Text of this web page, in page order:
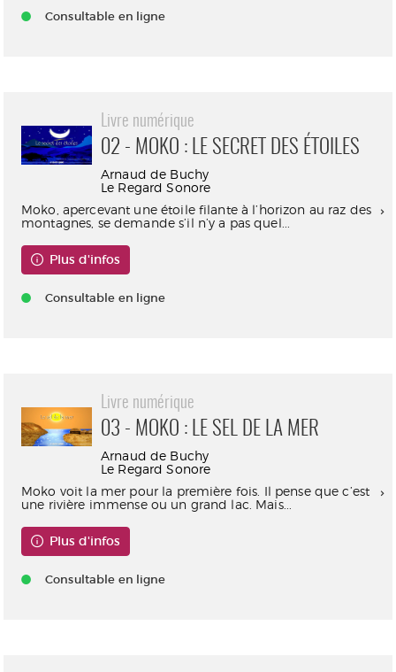
Consultable en ligne
Livre numérique
02 - MOKO : LE SECRET DES ÉTOILES
Arnaud de Buchy
Le Regard Sonore
Moko, apercevant une étoile filante à l’horizon au raz des
montagnes, se demande s’il n’y a pas quel...
Plus d'infos
Consultable en ligne
Livre numérique
03 - MOKO : LE SEL DE LA MER
Arnaud de Buchy
Le Regard Sonore
Moko voit la mer pour la première fois. Il pense que c’est
une rivière immense ou un grand lac. Mais...
Plus d'infos
Consultable en ligne